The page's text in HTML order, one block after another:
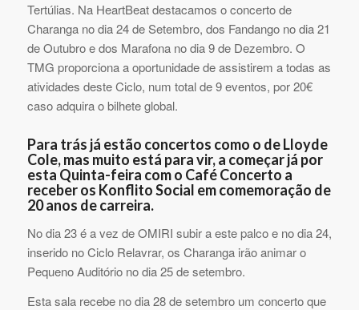
Tertúlias. Na HeartBeat destacamos o concerto de
Charanga no dia 24 de Setembro, dos Fandango no dia 21
de Outubro e dos Marafona no dia 9 de Dezembro. O
TMG proporciona a oportunidade de assistirem a todas as
atividades deste Ciclo, num total de 9 eventos, por 20€
caso adquira o bilhete global.
Para trás já estão concertos como o de Lloyde
Cole, mas muito está para vir, a começar já por
esta Quinta-feira com o Café Concerto a
receber os Konflito Social em comemoração de
20 anos de carreira.
No dia 23 é a vez de OMIRI subir a este palco e no dia 24,
inserido no Ciclo Relavrar, os Charanga irão animar o
Pequeno Auditório no dia 25 de setembro.
Esta sala recebe no dia 28 de setembro um concerto que